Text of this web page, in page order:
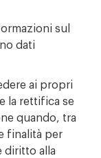
sul
dati
ai propri
la rettifica se
quando, tra
finalità per
diritto alla